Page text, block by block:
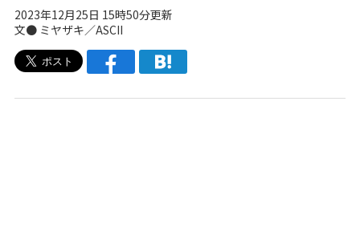
2023年12月25日 15時50分更新
文● ミヤザキ／ASCII